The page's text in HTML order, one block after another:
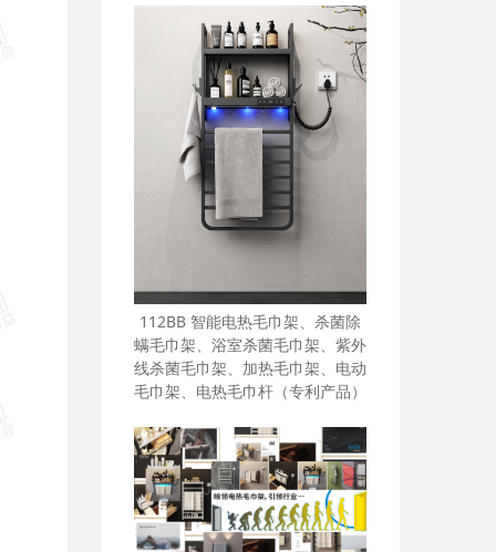
钉安装毛巾架、不锈钢电热毛巾架
（专利产品）
112BB 智能电热毛巾架、杀菌除
线杀菌毛巾架、加热毛巾架、电动
毛巾架、电热毛巾杆（专利产品）